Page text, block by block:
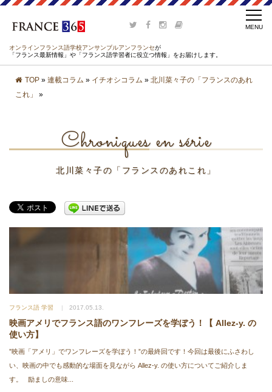
オンラインフランス語学校アンサンブルアンフランセが
「フランス最新情報」や「フランス語学習者に役立つ情報」をお届けします。
TOP » 連載コラム » イチオシコラム » 北川菜々子の「フランスのあれ
これ」
»
Chroniques en série
北川菜々子の「フランスのあれこれ」
フランス語 学習 2017.05.13.
映画アメリでフランス語のワンフレーズを学ぼう！【 Allez-y. の
使い方】
”映画「アメリ」でワンフレーズを学ぼう！”の最終回です！今回は最後にふさわし
い、映画の中でも感動的な場面を見ながら Allez-y. の使い方についてご紹介しま
す。 励ましの意味...